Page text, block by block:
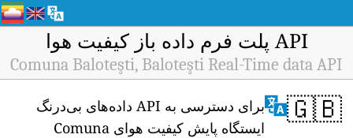
API پلت فرم داده باز کیفیت هوا
Comuna Baloteşti, Baloteşti Real-Time data API
🇬🇧
برای دسترسی به API داده‌های بی‌درنگ
ایستگاه پایش کیفیت هوای Comuna